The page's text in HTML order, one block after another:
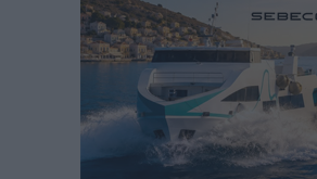
αλλεπάλληλες πυρκαγιές που
ανακύκλωσης και ΧΥΤΑ και την
σε καρκινογόνες τοξικές ουσίες
πριν 12 ώρες
Συλλυπητήριο μήνυμα του